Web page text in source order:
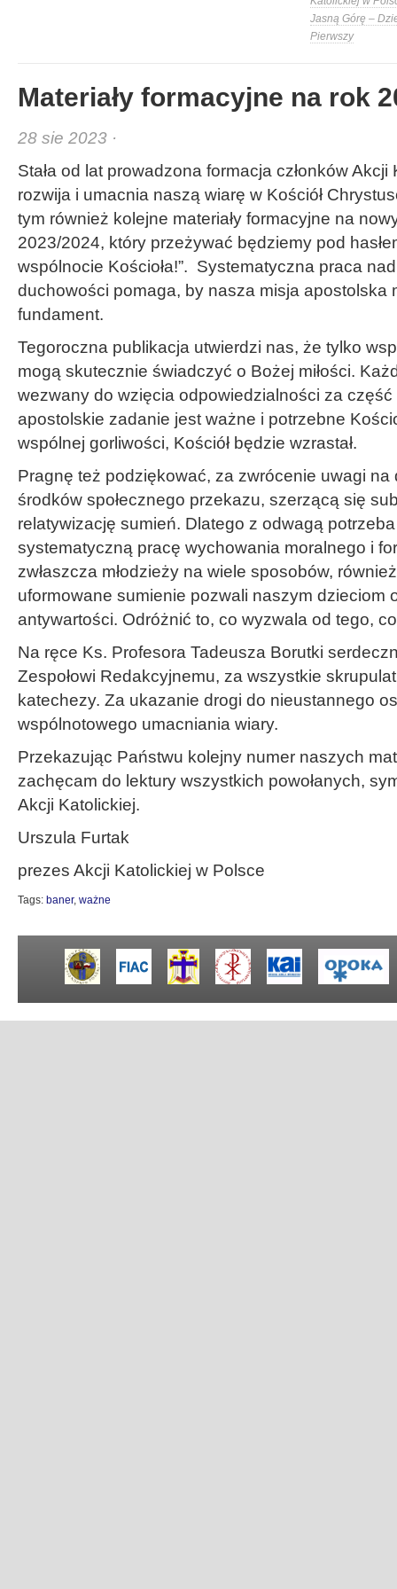
Jasną Górę –
Pierwszy
Materiały formacyjne na rok
28 sie 2023 ·
Stała od lat prowadzona formacja członków
rozwija i umacnia naszą wiarę w Kościół
tym również kolejne materiały formacyjne na
2023/2024, który przeżywać będziemy pod
wspólnocie Kościoła!”. Systematyczna praca
duchowości pomaga, by nasza misja apostolska
fundament.
Tegoroczna publikacja utwierdzi nas, że tylko
mogą skutecznie świadczyć o Bożej miłości.
wezwany do wzięcia odpowiedzialności za część
apostolskie zadanie jest ważne i potrzebne
wspólnej gorliwości, Kościół będzie wzrastał.
Pragnę też podziękować, za zwrócenie uwagi na
środków społecznego przekazu, szerzącą się
relatywizację sumień. Dlatego z odwagą
systematyczną pracę wychowania moralnego i
zwłaszcza młodzieży na wiele sposobów,
uformowane sumienie pozwali naszym dzieciom
antywartości. Odróżnić to, co wyzwala od tego,
Na ręce Ks. Profesora Tadeusza Borutki
Zespołowi Redakcyjnemu, za wszystkie
katechezy. Za ukazanie drogi do nieustannego
wspólnotowego umacniania wiary.
Przekazując Państwu kolejny numer naszych
zachęcam do lektury wszystkich powołanych,
Akcji Katolickiej.
Urszula Furtak
prezes Akcji Katolickiej w Polsce
Tags: baner, ważne